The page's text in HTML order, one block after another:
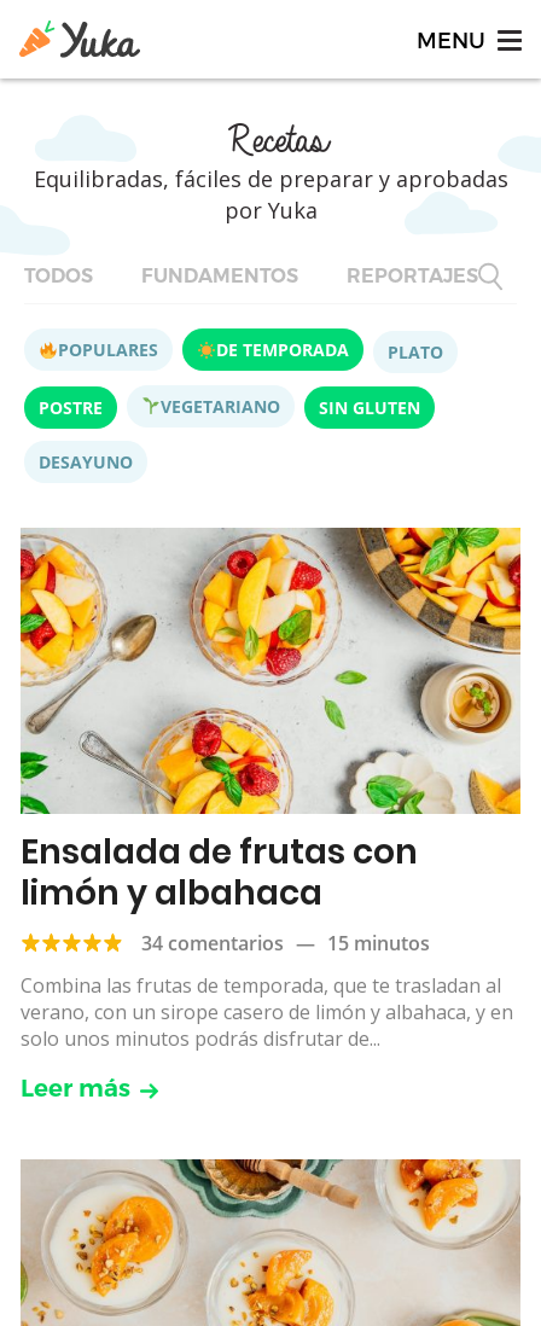
Recetas
Equilibradas, fáciles de preparar y aprobadas
por Yuka
TODOS FUNDAMENTOS REPORTAJES
POPULARES DE TEMPORADA PLATO
POSTRE VEGETARIANO SIN GLUTEN
DESAYUNO
Ensalada de frutas con
limón y albahaca
34 comentarios — 15 minutos
Combina las frutas de temporada, que te trasladan al
verano, con un sirope casero de limón y albahaca, y en
solo unos minutos podrás disfrutar de...
Leer más